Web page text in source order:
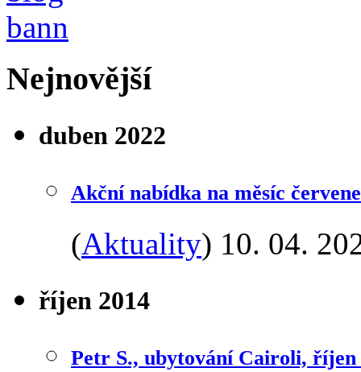
Nejnovější
duben 2022
Akční nabídka na měsíc
(Aktuality) 10. 04.
říjen 2014
Petr S., ubytování Cairoli, říjen